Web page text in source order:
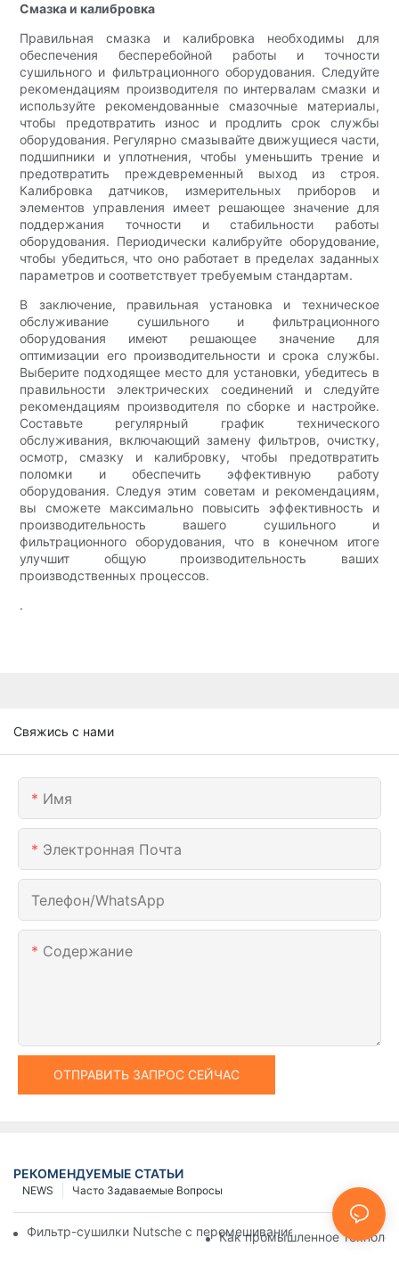
Смазка и калибровка
Правильная смазка и калибровка необходимы для
обеспечения бесперебойной работы и точности
сушильного и фильтрационного оборудования. Следуйте
рекомендациям производителя по интервалам смазки и
используйте рекомендованные смазочные материалы,
чтобы предотвратить износ и продлить срок службы
оборудования. Регулярно смазывайте движущиеся части,
подшипники и уплотнения, чтобы уменьшить трение и
предотвратить преждевременный выход из строя.
Калибровка датчиков, измерительных приборов и
элементов управления имеет решающее значение для
поддержания точности и стабильности работы
оборудования. Периодически калибруйте оборудование,
чтобы убедиться, что оно работает в пределах заданных
параметров и соответствует требуемым стандартам.
В заключение, правильная установка и техническое
обслуживание сушильного и фильтрационного
оборудования имеют решающее значение для
оптимизации его производительности и срока службы.
Выберите подходящее место для установки, убедитесь в
правильности электрических соединений и следуйте
рекомендациям производителя по сборке и настройке.
Составьте регулярный график технического
обслуживания, включающий замену фильтров, очистку,
осмотр, смазку и калибровку, чтобы предотвратить
поломки и обеспечить эффективную работу
оборудования. Следуя этим советам и рекомендациям,
вы сможете максимально повысить эффективность и
производительность вашего сушильного и
фильтрационного оборудования, что в конечном итоге
улучшит общую производительность ваших
производственных процессов.
.
Свяжись с нами
Имя
Электронная Почта
Телефон/WhatsApp
Содержание
ОТПРАВИТЬ ЗАПРОС СЕЙЧАС
РЕКОМЕНДУЕМЫЕ СТАТЬИ
Часто Задаваемые Вопросы
NEWS
Фильтр-сушилки Nutsche с перемешиванием против
Как промышленное